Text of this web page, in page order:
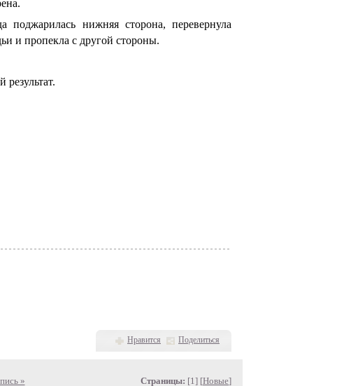
поджарилась нижняя сторона, перевернула
и пропекла с другой стороны.
результат.
Нравится Поделиться
» Страницы: [1] [Новые]